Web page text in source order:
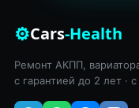
⚙Cars-Health
Ремонт АКПП,
с гарантией до 2 лет ·